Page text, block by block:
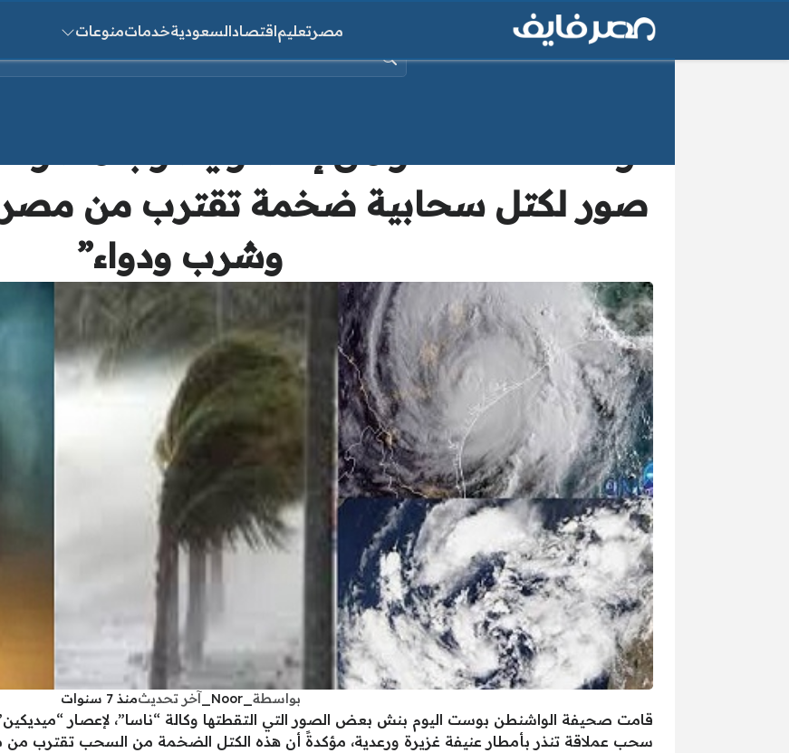
مصرتعليماقتصادالسعوديةخدماتمنوعات
صور لكتل سحابية ضخمة تقترب من مصر
وشرب ودواء”
بواسطة _Noor_ آخر تحديثمنذ 7 سنوات
قامت صحيفة الواشنطن بوست اليوم بنش بعض الصور التي التقطتها وكالة “ناسا”، لإعصار
سحب عملاقة تنذر بأمطار عنيفة غزيرة ورعدية، مؤكدةً أن هذه الكتل الضخمة من السحب تقترب من